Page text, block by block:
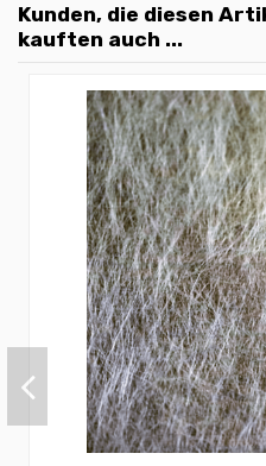
Kunden, die diesen
kauften auch ...